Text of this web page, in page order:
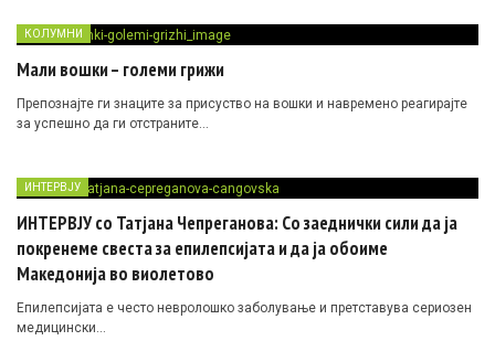
КОЛУМНИ
Мали вошки – големи грижи
Препознајте ги знаците за присуство на вошки и навремено реагирајте
за успешно да ги отстраните…
ИНТЕРВЈУ
ИНТЕРВЈУ со Татјана Чепреганова: Со заеднички сили да ја
покренеме свеста за епилепсијата и да ја обоиме
Македонија во виолетово
Епилепсијата е често невролошко заболување и претставува сериозен
медицински…